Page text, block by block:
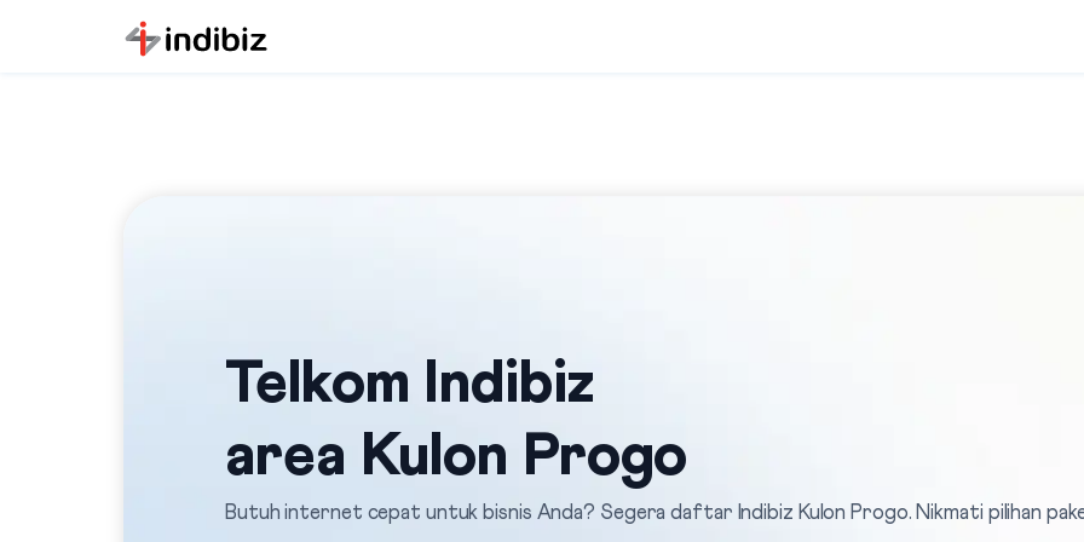
Telkom Indibiz
area Kulon Progo
Butuh internet cepat untuk bisnis Anda? Segera daftar Indibiz Kulon Progo. Nikmati pilihan